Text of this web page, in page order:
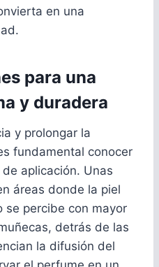
en una
para una
y duradera
y prolongar la
fundamental conocer
aplicación. Unas
áreas donde la piel
se percibe con mayor
detrás de las
la difusión del